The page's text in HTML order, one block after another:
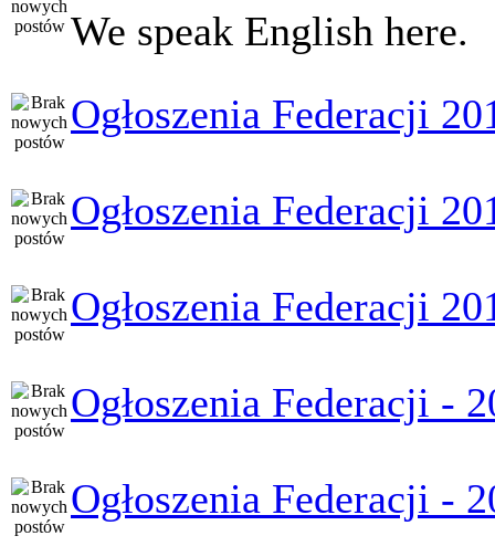
We speak English here.
Ogłoszenia Federacji
Ogłoszenia Federacji
Ogłoszenia Federacji
Ogłoszenia Federacji -
Ogłoszenia Federacji -